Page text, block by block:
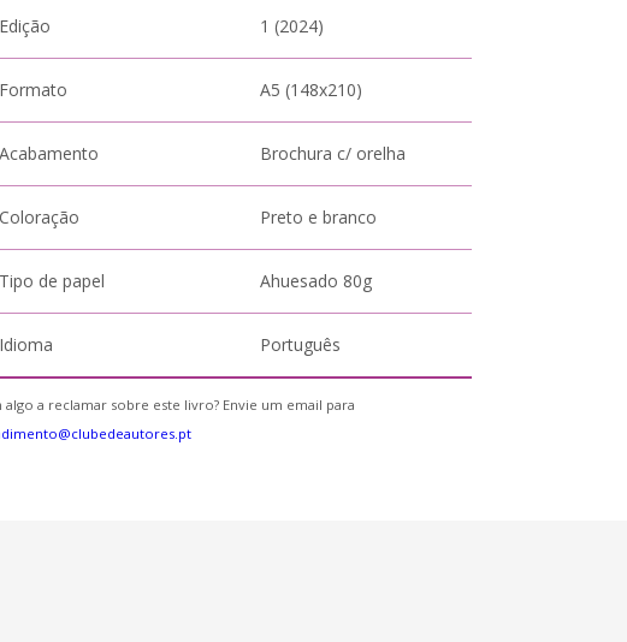
Edição 1 (2024)
Formato A5 (148x210)
Acabamento Brochura c/ orelha
Coloração Preto e branco
Tipo de papel Ahuesado 80g
Idioma Português
algo a reclamar sobre este livro? Envie um email para